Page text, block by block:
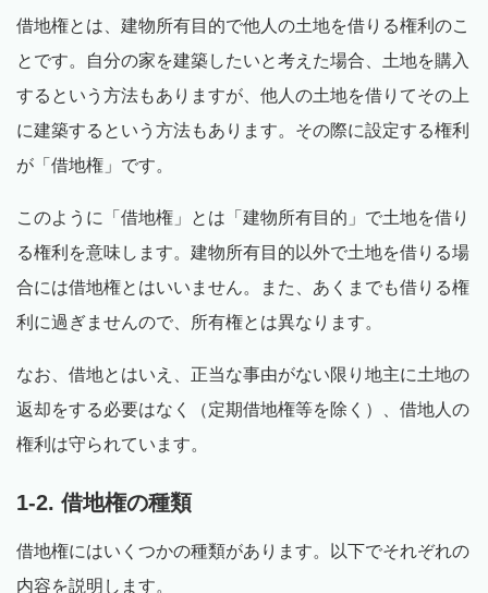
借地権とは、建物所有目的で他人の土地を借りる権利のこ
とです。自分の家を建築したいと考えた場合、土地を購入
するという方法もありますが、他人の土地を借りてその上
に建築するという方法もあります。その際に設定する権利
が「借地権」です。
このように「借地権」とは「建物所有目的」で土地を借り
る権利を意味します。建物所有目的以外で土地を借りる場
合には借地権とはいいません。また、あくまでも借りる権
利に過ぎませんので、所有権とは異なります。
なお、借地とはいえ、正当な事由がない限り地主に土地の
返却をする必要はなく（定期借地権等を除く）、借地人の
権利は守られています。
1-2. 借地権の種類
借地権にはいくつかの種類があります。以下でそれぞれの
内容を説明します。